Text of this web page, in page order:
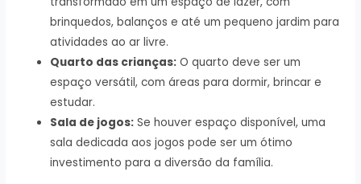
brinquedos, balanços e até um pequeno jardim para
atividades ao ar livre.
Quarto das crianças: O quarto deve ser um
espaço versátil, com áreas para dormir, brincar e
estudar.
Sala de jogos: Se houver espaço disponível, uma
sala dedicada aos jogos pode ser um ótimo
investimento para a diversão da família.